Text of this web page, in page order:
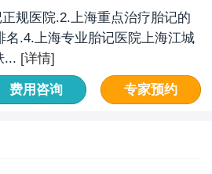
规医院.2.上海重点治疗胎记的
名.4.上海专业胎记医院上海江城
... [详情]
费用咨询 专家预约